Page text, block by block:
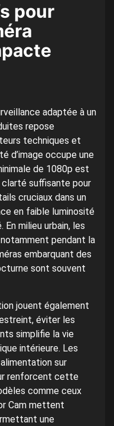
pour
adaptée à un
repose
techniques et
d’image occupe une
de 1080p est
clarté suffisante pour
cruciaux dans un
en faible luminosité
milieu urbain, les
pendant la
embarquant des
sont souvent
jouent également
éviter les
simplifie la vie
intérieure. Les
sur
renforcent cette
comme ceux
Cam mettent
une